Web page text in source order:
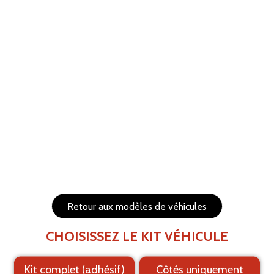
Retour aux modèles de véhicules
CHOISISSEZ LE KIT VÉHICULE
Kit complet (adhésif)
Côtés uniquement